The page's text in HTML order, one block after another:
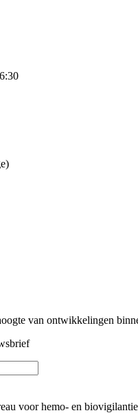
van ontwikkelingen
voor hemo- en biovigilantie